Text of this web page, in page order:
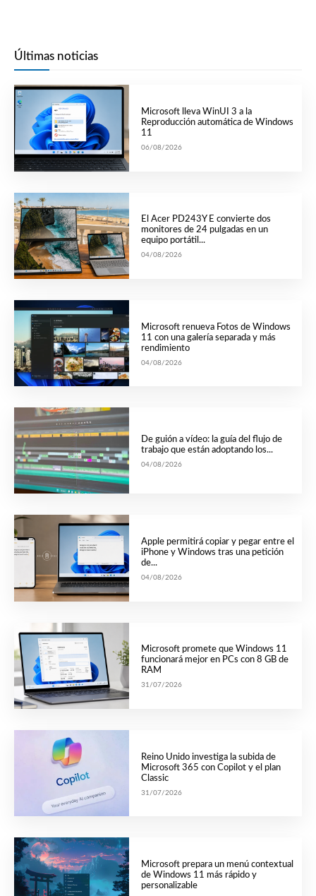
Últimas noticias
Microsoft lleva WinUI 3 a la
Reproducción automática de Windows
11
06/08/2026
El Acer PD243Y E convierte dos
monitores de 24 pulgadas en un
equipo portátil...
04/08/2026
Microsoft renueva Fotos de Windows
11 con una galería separada y más
rendimiento
04/08/2026
De guión a vídeo: la guía del flujo de
trabajo que están adoptando los...
04/08/2026
Apple permitirá copiar y pegar entre el
iPhone y Windows tras una petición
de...
04/08/2026
Microsoft promete que Windows 11
funcionará mejor en PCs con 8 GB de
RAM
31/07/2026
Reino Unido investiga la subida de
Microsoft 365 con Copilot y el plan
Classic
31/07/2026
Microsoft prepara un menú contextual
de Windows 11 más rápido y
personalizable